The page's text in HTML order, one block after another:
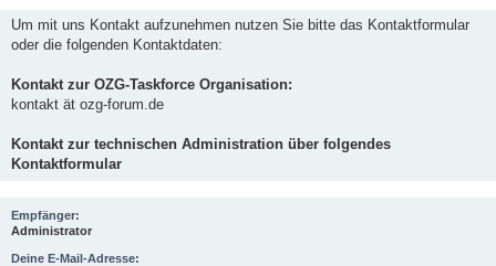
Um mit uns Kontakt aufzunehmen nutzen Sie bitte das Kontaktformular
oder die folgenden Kontaktdaten:
Kontakt zur OZG-Taskforce Organisation:
kontakt ät ozg-forum.de
Kontakt zur technischen Administration über folgendes
Kontaktformular
Empfänger:
Administrator
Deine E-Mail-Adresse: